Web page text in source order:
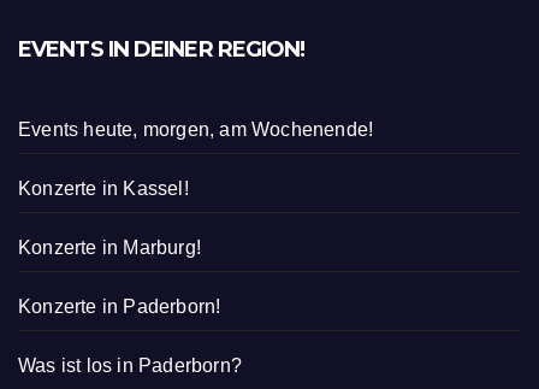
EVENTS IN DEINER REGION!
Events heute, morgen, am Wochenende!
Konzerte in Kassel!
Konzerte in Marburg!
Konzerte in Paderborn!
Was ist los in Paderborn?